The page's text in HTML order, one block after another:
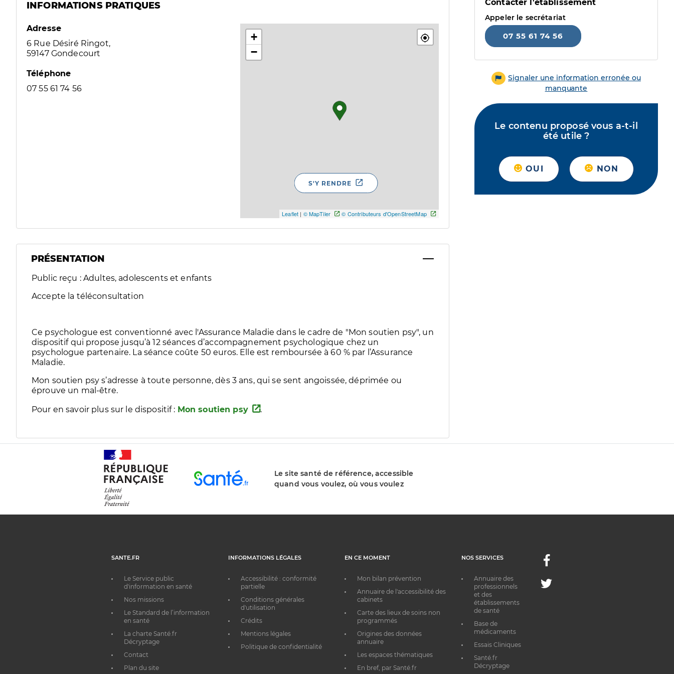
INFORMATIONS PRATIQUES
Adresse
6 Rue Désiré Ringot,
59147 Gondecourt
Téléphone
07 55 61 74 56
+
−
Leaflet | © MapTiler © Contributeurs d'OpenStreetMap
S'Y RENDRE
PRÉSENTATION
Public reçu : Adultes, adolescents et enfants
Accepte la téléconsultation
Ce psychologue est conventionné avec l'Assurance Maladie dans le cadre de "Mon soutien psy", un
dispositif qui propose jusqu’à 12 séances d’accompagnement psychologique chez un
psychologue partenaire. La séance coûte 50 euros. Elle est remboursée à 60 % par l’Assurance
Maladie.
Mon soutien psy s’adresse à toute personne, dès 3 ans, qui se sent angoissée, déprimée ou
éprouve un mal-être.
Pour en savoir plus sur le dispositif : Mon soutien psy .
Contacter l'établissement
Appeler le secrétariat
07 55 61 74 56
Signaler une information erronée ou
manquante
Le contenu proposé vous a-t-il
été utile ?
OUI NON
Le site santé de référence, accessible
quand vous voulez, où vous voulez
SANTE.FR
Le Service public
d'information en santé
Nos missions
Le Standard de l’information
en santé
La charte Santé.fr
Décryptage
Contact
Plan du site
INFORMATIONS LÉGALES
Accessibilité : conformité
partielle
Conditions générales
d'utilisation
Crédits
Mentions légales
Politique de confidentialité
EN CE MOMENT
Mon bilan prévention
Annuaire de l'accessibilité des
cabinets
Carte des lieux de soins non
programmés
Origines des données
annuaire
Les espaces thématiques
En bref, par Santé.fr
NOS SERVICES
Annuaire des
professionnels
et des
établissements
de santé
Base de
médicaments
Essais Cliniques
Santé.fr
Décryptage
Facebook
Twitter